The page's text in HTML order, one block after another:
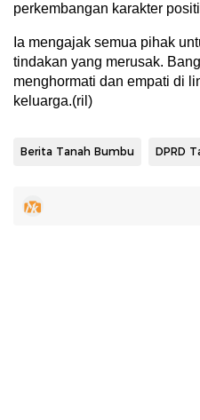
perkembangan karakter
Ia mengajak semua pihak
tindakan yang merusak.
menghormati dan empati di
keluarga.(ril)
Berita Tanah Bumbu DPRD